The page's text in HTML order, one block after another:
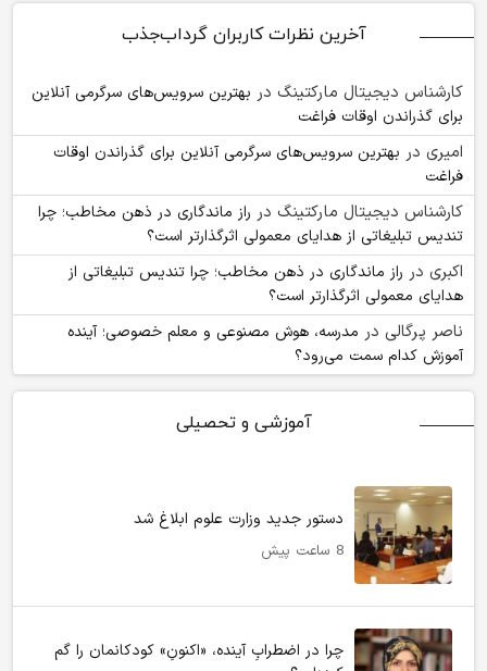
آخرین نظرات کاربران گرداب‌جذب
کارشناس دیجیتال مارکتینگ در بهترین سرویس‌های سرگرمی آنلاین
برای گذراندن اوقات فراغت
امیری در بهترین سرویس‌های سرگرمی آنلاین برای گذراندن اوقات
فراغت
کارشناس دیجیتال مارکتینگ در راز ماندگاری در ذهن مخاطب؛ چرا
تندیس تبلیغاتی از هدایای معمولی اثرگذارتر است؟
اکبری در راز ماندگاری در ذهن مخاطب؛ چرا تندیس تبلیغاتی از
هدایای معمولی اثرگذارتر است؟
ناصر پرگالی در مدرسه، هوش مصنوعی و معلم خصوصی؛ آینده
آموزش کدام سمت می‌رود؟
آموزشی و تحصیلی
دستور جدید وزارت علوم ابلاغ شد
8 ساعت پیش
چرا در اضطرابِ آینده، «اکنونِ» کودکانمان را گم